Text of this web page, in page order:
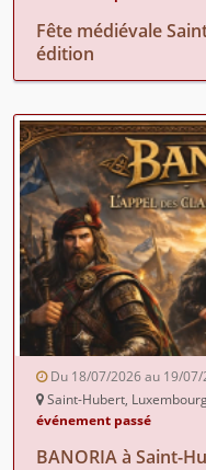
Fête médiévale
édition
Du 18/07/2026 au 19/07/
Saint-Hubert,
événement passé
BANORIA à Saint-